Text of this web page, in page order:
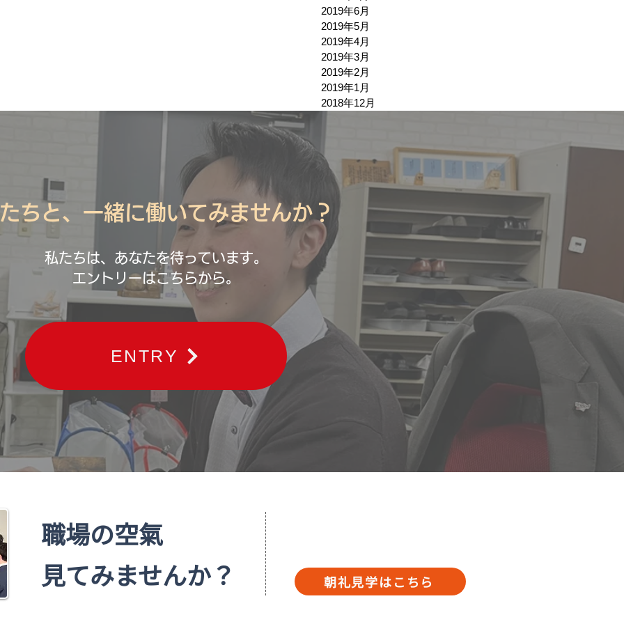
2019年6月
2019年5月
2019年4月
2019年3月
2019年2月
2019年1月
2018年12月
ちと、一緒に働いてみませんか？
私たちは、あなたを待っています。
エントリーはこちらから。
ENTRY
職場の空氣
見てみませんか？
朝礼見学はこちら